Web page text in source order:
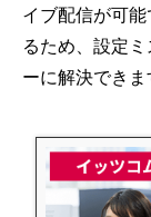
イブ配信が可
るため、設定
ーに解決できま